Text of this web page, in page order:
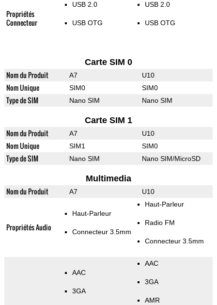
Propriétés
Connecteur
USB 2.0
USB OTG
USB 2.0
USB OTG
Carte SIM 0
Nom du Produit A7 U10
Nom Unique SIM0 SIM0
Type de SIM Nano SIM Nano SIM
Carte SIM 1
Nom du Produit A7 U10
Nom Unique SIM1 SIM0
Type de SIM Nano SIM Nano SIM/MicroSD
Multimedia
Nom du Produit A7 U10
Propriétés Audio
Haut-Parleur
Connecteur 3.5mm
Haut-Parleur
Radio FM
Connecteur 3.5mm
AAC
3GA
AAC
3GA
AMR